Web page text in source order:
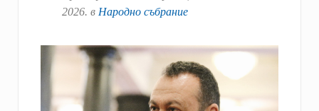
2026. в Народно събрание